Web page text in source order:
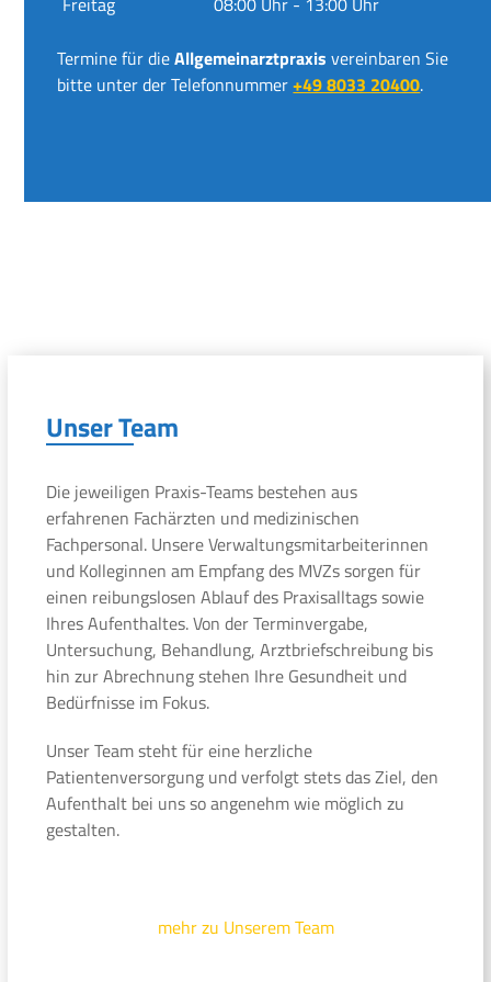
Termine für dieAllgemeinarztpraxis vereinbaren Sie
bitte unter der Telefonnummer+49 8033 20400.
Unser Team
Die jeweiligen Praxis-Teams bestehen aus
erfahrenen Fachärzten und medizinischen
Fachpersonal. Unsere Verwaltungsmitarbeiterinnen
und Kolleginnen am Empfang des MVZs sorgen für
einen reibungslosen Ablauf des Praxisalltags sowie
Ihres Aufenthaltes. Von der Terminvergabe,
Untersuchung, Behandlung, Arztbriefschreibung bis
hin zur Abrechnung stehen Ihre Gesundheit und
Bedürfnisse im Fokus.
Unser Team steht für eine herzliche
Patientenversorgung und verfolgt stets das Ziel, den
Aufenthalt bei uns so angenehm wie möglich zu
gestalten.
mehr zu Unserem Team